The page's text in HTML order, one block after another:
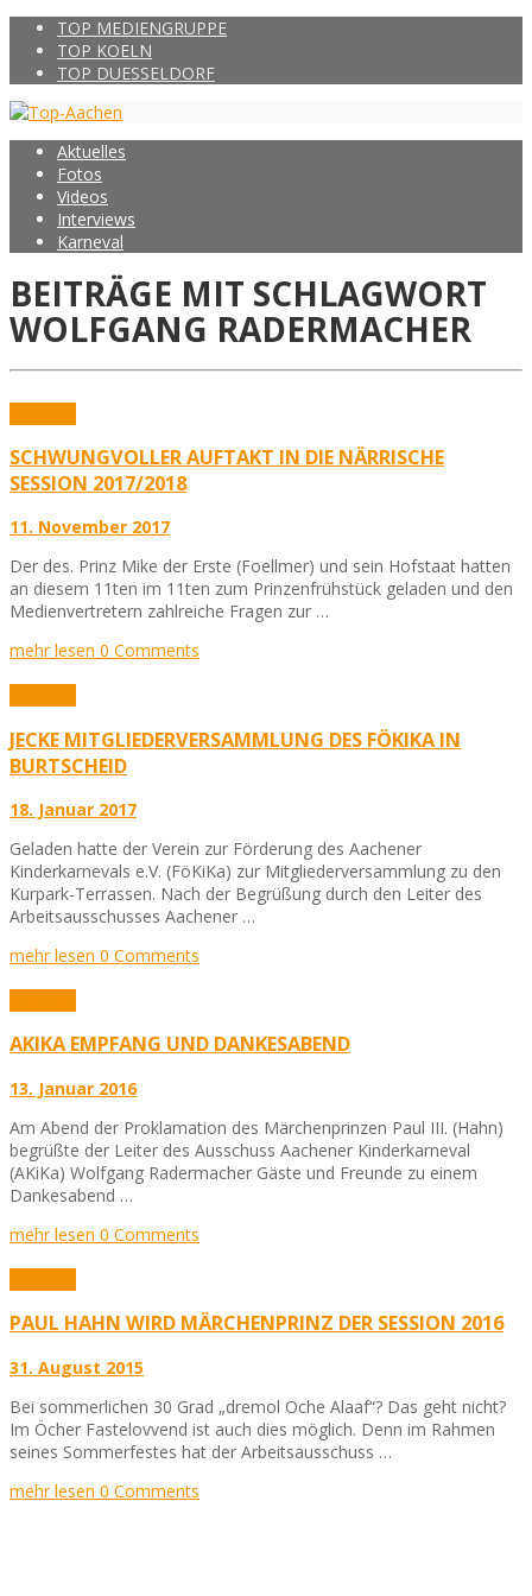
TOP MEDIENGRUPPE
TOP KOELN
TOP DUESSELDORF
Aktuelles
Fotos
Videos
Interviews
Karneval
BEITRÄGE MIT SCHLAGWORT
WOLFGANG RADERMACHER
SCHWUNGVOLLER AUFTAKT IN DIE NÄRRISCHE
SESSION 2017/2018
11. November 2017
Der des. Prinz Mike der Erste (Foellmer) und sein Hofstaat hatten
an diesem 11ten im 11ten zum Prinzenfrühstück geladen und den
Medienvertretern zahlreiche Fragen zur …
mehr lesen 0 Comments
JECKE MITGLIEDERVERSAMMLUNG DES FÖKIKA IN
BURTSCHEID
18. Januar 2017
Geladen hatte der Verein zur Förderung des Aachener
Kinderkarnevals e.V. (FöKiKa) zur Mitgliederversammlung zu den
Kurpark-Terrassen. Nach der Begrüßung durch den Leiter des
Arbeitsausschusses Aachener …
mehr lesen 0 Comments
AKIKA EMPFANG UND DANKESABEND
13. Januar 2016
Am Abend der Proklamation des Märchenprinzen Paul III. (Hahn)
begrüßte der Leiter des Ausschuss Aachener Kinderkarneval
(AKiKa) Wolfgang Radermacher Gäste und Freunde zu einem
Dankesabend …
mehr lesen 0 Comments
PAUL HAHN WIRD MÄRCHENPRINZ DER SESSION 2016
31. August 2015
Bei sommerlichen 30 Grad „dremol Oche Alaaf“? Das geht nicht?
Im Öcher Fastelovvend ist auch dies möglich. Denn im Rahmen
seines Sommerfestes hat der Arbeitsausschuss …
mehr lesen 0 Comments